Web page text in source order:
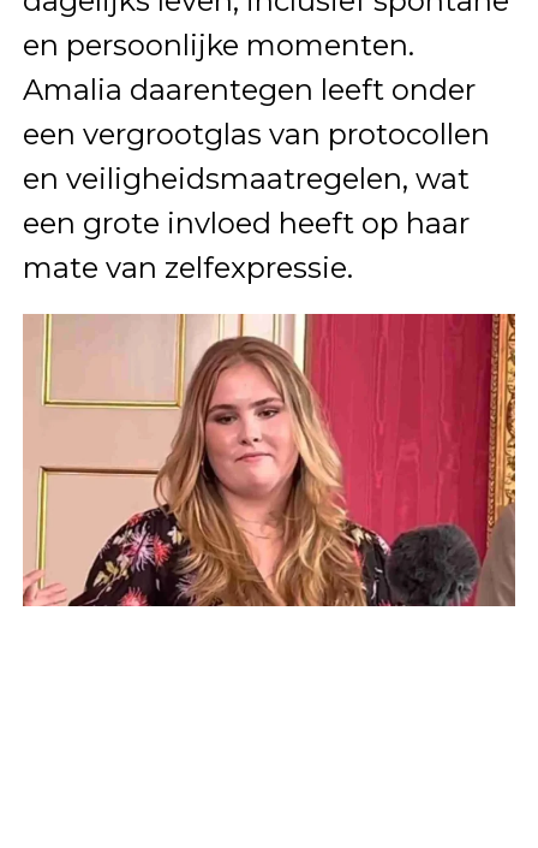
en persoonlijke momenten.
Amalia daarentegen leeft onder
een vergrootglas van protocollen
en veiligheidsmaatregelen, wat
een grote invloed heeft op haar
mate van zelfexpressie.